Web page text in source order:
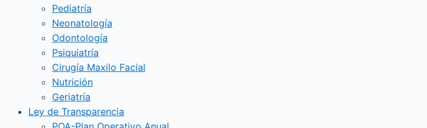
Pediatría
Neonatología
Odontología
Psiquiatría
Cirugía Maxilo Facial
Nutrición
Geriatría
Ley de Transparencia